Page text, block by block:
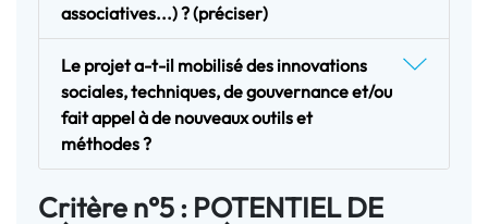
associatives...) ? (préciser)
Le projet a-t-il mobilisé des innovations
sociales, techniques, de gouvernance et/ou
fait appel à de nouveaux outils et
méthodes ?
Critère n°5 : POTENTIEL DE